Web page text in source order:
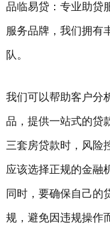
品临易贷：专业助贷
服务品牌，我们拥有
队。
我们可以帮助客户分
品，提供一站式的贷
三套房贷款时，风险
应该选择正规的金融
同时，要确保自己的
规，避免因违规操作